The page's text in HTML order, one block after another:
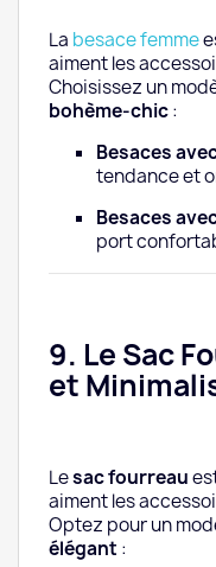
La besace femme
aiment les
Choisissez un
bohème-chic:
Besaces
tendance et
Besaces
port
9. Le Sac
et
Lesac fourreau
aiment les
Optez pour un
élégant :